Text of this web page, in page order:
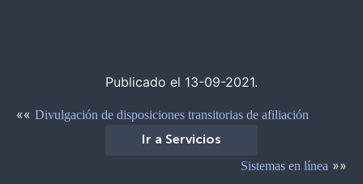
Publicado el 13-09-2021.
«« Divulgación de disposiciones transitorias de afiliación
Ir a Servicios
Sistemas en línea »»